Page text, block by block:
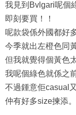
我見到Bvlgari呢個
即刻要買！！
呢款袋係外國都好
今季就出左橙色同
但我就覺得個黃色
我呢個綠色就係之
不過鍾意佢casual
仲有好多size揀添。